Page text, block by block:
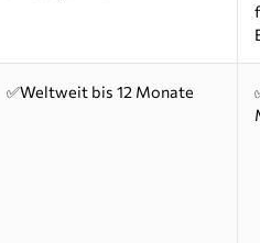
✅Weltweit bis 12 Monate